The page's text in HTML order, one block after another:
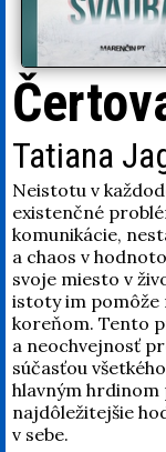
Tatiana
Neistotu v
existenčné
komunikácie,
a chaos v
svoje miesto v
istoty im
koreňom. Tento
a neochvejnosť
súčasťou
hlavným hrdinom
najdôležitejšie
v sebe.